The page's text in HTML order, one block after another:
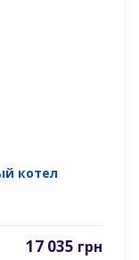
котел
17 035 грн